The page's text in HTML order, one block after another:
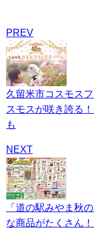
PREV
久留米市コスモス
スモスが咲き誇る
も
NEXT
「道の駅みやま秋
な商品がたくさん